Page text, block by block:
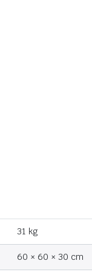
31 kg
60 × 60 × 30 cm